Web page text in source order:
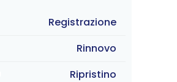
Registrazione
Rinnovo
Ripristino